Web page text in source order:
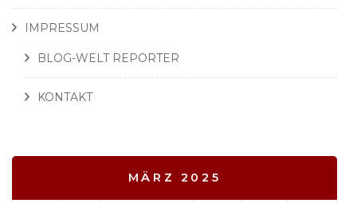
IMPRESSUM
BLOG-WELT REPORTER
KONTAKT
MÄRZ 2025